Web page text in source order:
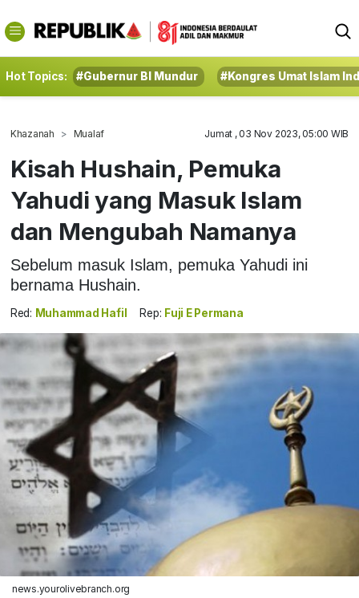
Hot Topics: #Gubernur BI Mundur #Kongres Umat Islam
Khazanah Mualaf Jumat , 03 Nov 2023, 05:00 WIB
Kisah Hushain, Pemuka
Yahudi yang Masuk Islam
dan Mengubah Namanya
Sebelum masuk Islam, pemuka Yahudi ini
bernama Hushain.
Red: Muhammad Hafil Rep: Fuji E Permana
news.yourolivebranch.org